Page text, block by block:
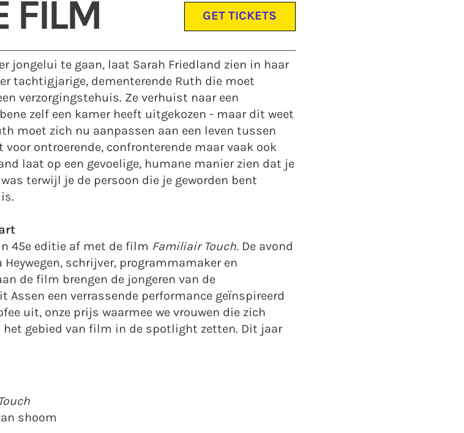
FILM GET TICKETS
jongelui te gaan, laat Sarah Friedland zien in haar
tachtigjarige, dementerende Ruth die moet
verzorgingstehuis. Ze verhuist naar een
zelf een kamer heeft uitgekozen - maar dit weet
moet zich nu aanpassen aan een leven tussen
ontroerende, confronterende maar vaak ook
laat op een gevoelige, humane manier zien dat je
terwijl je de persoon die je geworden bent
45e editie af met de film Familiair Touch. De avond
schrijver, programmamaker en
de film brengen de jongeren van de
Assen een verrassende performance geïnspireerd
uit, onze prijs waarmee we vrouwen die zich
gebied van film in de spotlight zetten. Dit jaar
shoom